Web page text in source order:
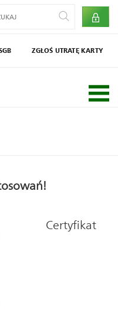
ZGŁOŚ UTRATĘ KARTY
Certyfikat